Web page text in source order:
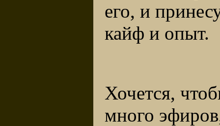
его, и
кайф и опыт.
Хочется,
много